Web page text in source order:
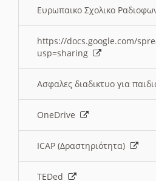
Ευρωπαικο Σχολικο
https://docs.google.com/
usp=sharing
Ασφαλες διαδικτυο για
OneDrive
ICAP (Δραστηριότητα)
TEDed